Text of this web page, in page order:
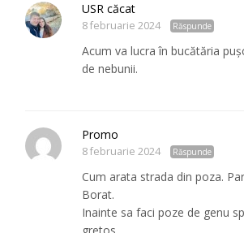
USR căcat
8 februarie 2024 Răspunde
Acum va lucra în bucătăria
de nebunii.
Promo
8 februarie 2024 Răspunde
Cum arata strada din poza.
Borat.
Inainte sa faci poze de genu